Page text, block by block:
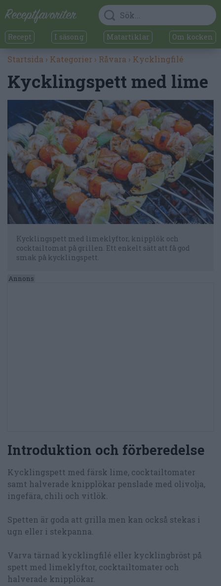
Recept I säsong Matartiklar Om kocken
Startsida › Kategorier › Råvara › Kycklingfilé
Kycklingspett med lime
Kycklingspett med limeklyftor, knipplök och
cocktailtomat på grillen. Ett enkelt sätt att få god
smak på kycklingspett.
Introduktion och förberedelse
Kycklingspett med färsk lime, cocktailtomater
samt halverade knipplökar penslade med olivolja,
ingefära, chili och vitlök.
Spetten är goda att grilla men kan också stekas i
ugn eller i stekpanna.
Varva tärnad kycklingfilé eller kycklingbröst på
spett med limeklyftor, cocktailtomater och
halverade knipplökar.